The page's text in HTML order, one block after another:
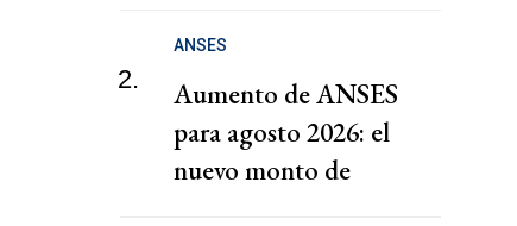
2.
ANSES
Aumento de ANSES
para agosto 2026: el
nuevo monto de